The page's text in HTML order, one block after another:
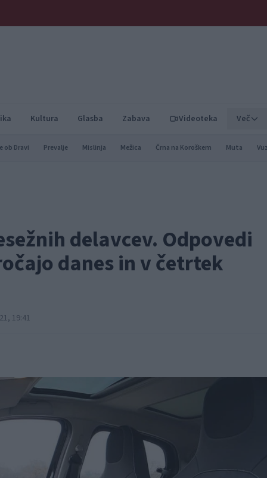
Kultura Glasba Zabava Videoteka Več
ob Dravi Prevalje Mislinja Mežica Črna na Koroškem Muta
delavcev. Odpovedi
danes in v četrtek
19:41